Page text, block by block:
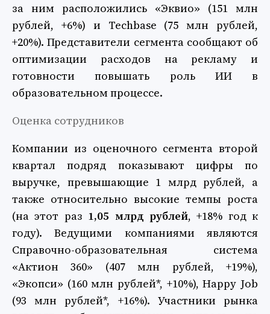
за ним расположились «Эквио» (151 млн
рублей, +6%) и Techbase (75 млн рублей,
+20%). Представители сегмента сообщают об
оптимизации расходов на рекламу и
готовности повышать роль ИИ в
образовательном процессе.
Оценка сотрудников
Компании из оценочного сегмента второй
квартал подряд показывают цифры по
выручке, превышающие 1 млрд рублей, а
также относительно высокие темпы роста
(на этот раз 1,05 млрд рублей, +18% год к
году). Ведущими компаниями являются
Справочно-образовательная система
«Актион 360» (407 млн рублей, +19%),
«Экопси» (160 млн рублей*, +10%), Happy Job
(93 млн рублей*, +16%). Участники рынка